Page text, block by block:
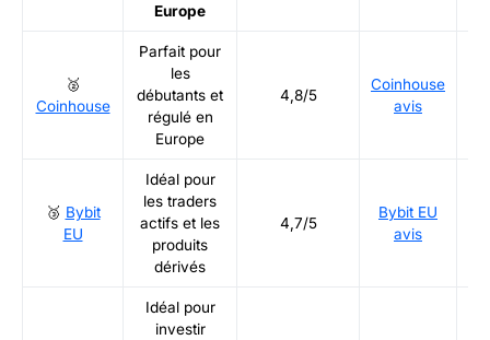
Europe
🥈
Coinhouse
Parfait pour
les
débutants et
régulé en
Europe
4,8/5
Coinhouse
avis
🥉 Bybit
EU
Idéal pour
les traders
actifs et les
produits
dérivés
4,7/5
Bybit EU
avis
Idéal pour
investir